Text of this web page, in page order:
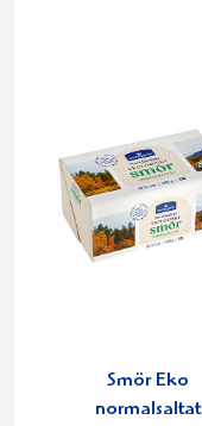
Smör Eko
normalsaltat